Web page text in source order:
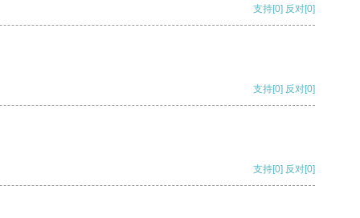
支持[0] 反对[0]
支持[0] 反对[0]
支持[0] 反对[0]